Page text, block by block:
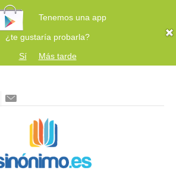
Tenemos una app
¿te gustaría probarla?
Sí
Más tarde